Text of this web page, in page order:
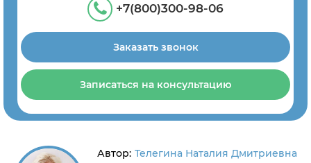
+7(800)300-98-06
Заказать звонок
Записаться на консультацию
Автор: Телегина Наталия Дмитриевна